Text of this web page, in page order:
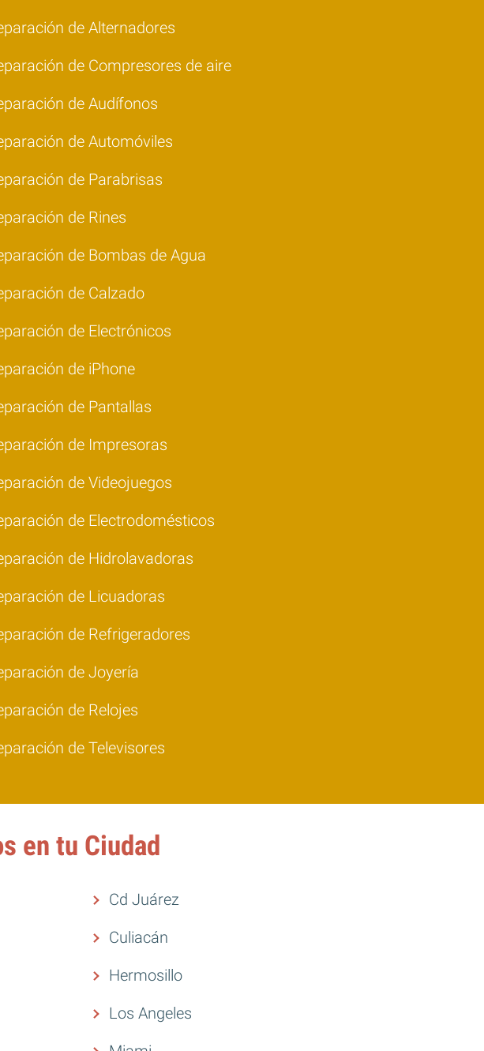
de Alternadores
de Compresores de aire
de Audífonos
de Automóviles
de Parabrisas
de Rines
de Bombas de Agua
de Calzado
de Electrónicos
de iPhone
de Pantallas
de Impresoras
de Videojuegos
de Electrodomésticos
de Hidrolavadoras
de Licuadoras
de Refrigeradores
de Joyería
de Relojes
de Televisores
en tu Ciudad
Cd Juárez
Culiacán
Hermosillo
Los Angeles